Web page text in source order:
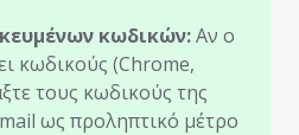
κωδικών:Αν ο
κωδικούς (Chrome,
τους κωδικούς της
ως προληπτικό μέτρο